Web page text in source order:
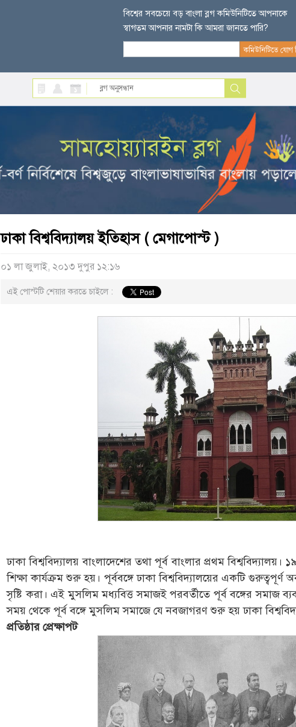
বিশ্বের সবচেয়ে বড় বাংলা ব্লগ কমিউনিটিতে আপনাকে
স্বাগতম আপনার নামটা কি আমরা জানতে পারি?
ঢাকা বিশ্ববিদ্যালয় ইতিহাস ( মেগাপোস্ট )
০১ লা জুলাই, ২০১৩ দুপুর ১২:১৬
এই পোস্টটি শেয়ার করতে চাইলে :
ঢাকা বিশ্ববিদ্যালয় বাংলাদেশের তথা পূর্ব বাংলার প্রথম
শিক্ষা কার্যক্রম শুরু হয়। পূর্ববঙ্গে ঢাকা বিশ্ববিদ্যালয়ের একটি
সৃষ্টি করা। এই মুসলিম মধ্যবিত্ত সমাজই পরবর্তীতে পূর্ব বঙ্গের সমাজ
সময় থেকে পূর্ব বঙ্গে মুসলিম সমাজে যে নবজাগরণ শুরু হয় ঢাকা
প্রতিষ্ঠার প্রেক্ষাপট